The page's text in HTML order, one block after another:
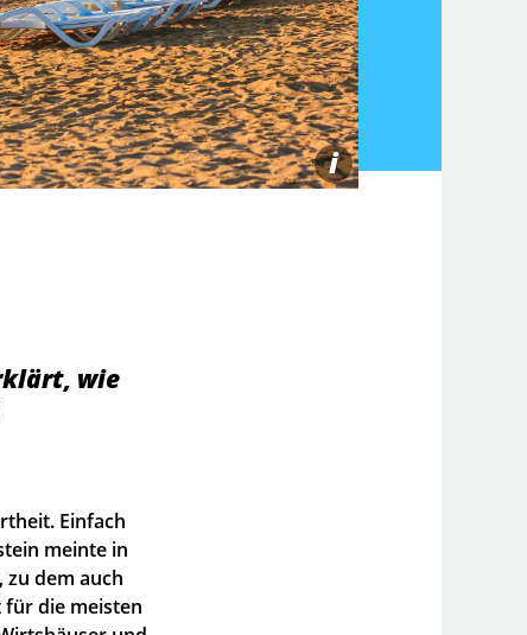
i
wie
Einfach
meinte in
dem auch
für die meisten